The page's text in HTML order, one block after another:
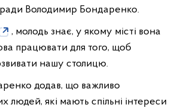
ради Володимир Бондаренко.
, молодь знає, у якому місті вона
працювати для того, щоб
нашу столицю.
додав, що важливо
людей, які мають спільні інтереси